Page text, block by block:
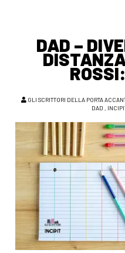
DAD –
GLI SCRITTORI DELLA PORTA
DAD ,